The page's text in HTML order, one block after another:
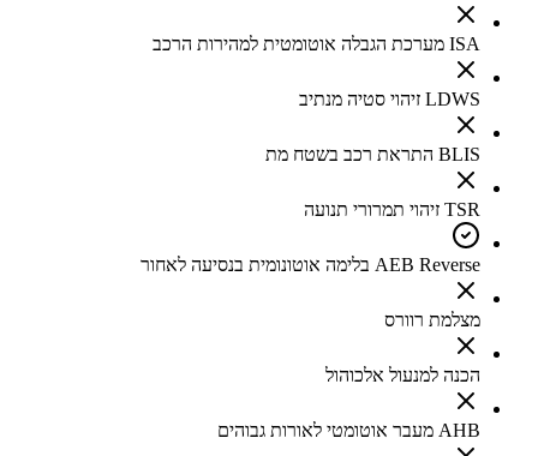
ISA מערכת הגבלה אוטומטית למהירות הרכב
LDWS זיהוי סטיה מנתיב
BLIS התראת רכב בשטח מת
TSR זיהוי תמרורי תנועה
AEB Reverse בלימה אוטונומית בנסיעה לאחור
מצלמת רוורס
הכנה למנעול אלכוהול
AHB מעבר אוטומטי לאורות גבוהים